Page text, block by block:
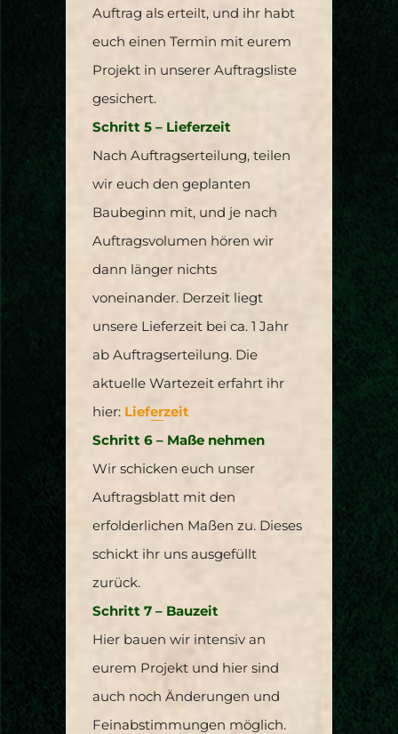
Auftrag als erteilt, und ihr habt
euch einen Termin mit eurem
Projekt in unserer Auftragsliste
gesichert.
Schritt 5 – Lieferzeit
Nach Auftragserteilung, teilen
wir euch den geplanten
Baubeginn mit, und je nach
Auftragsvolumen hören wir
dann länger nichts
voneinander. Derzeit liegt
unsere Lieferzeit bei ca. 1 Jahr
ab Auftragserteilung. Die
aktuelle Wartezeit erfahrt ihr
hier: Lieferzeit
Schritt 6 – Maße nehmen
Wir schicken euch unser
Auftragsblatt mit den
erfolderlichen Maßen zu. Dieses
schickt ihr uns ausgefüllt
zurück.
Schritt 7 – Bauzeit
Hier bauen wir intensiv an
eurem Projekt und hier sind
auch noch Änderungen und
Feinabstimmungen möglich.